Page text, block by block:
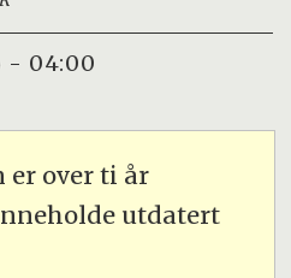
- 04:00
er over ti år
utdatert